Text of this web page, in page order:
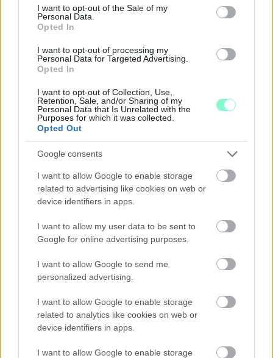
consent section.
I want to opt-out of the Sale of my
Personal Data.
Opted In
I want to opt-out of processing my
Personal Data for Targeted Advertising.
Opted In
I want to opt-out of Collection, Use,
Retention, Sale, and/or Sharing of my
Personal Data that Is Unrelated with the
Purposes for which it was collected.
Opted Out
Google consents
I want to allow Google to enable storage
related to advertising like cookies on web or
device identifiers in apps.
I want to allow my user data to be sent to
Google for online advertising purposes.
I want to allow Google to send me
personalized advertising.
I want to allow Google to enable storage
related to analytics like cookies on web or
device identifiers in apps.
I want to allow Google to enable storage
A BAROKK ÖSSZES ÁRNYALATA ÉS MÉG EGY SOR
KIVÁLÓ PROGRAM VÁR MINDENKIT EZEN A HÉTVÉGÉN
GYŐRBEN
Középpontban a hagyományőrzés, de lesz Pogány Induló és
Majka koncert, jóga szeánsz, “borhajózás” és egy csomó minden
Szólj hozzá!